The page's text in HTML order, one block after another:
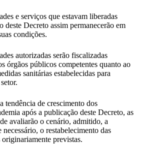
e serviços que estavam liberadas
deste Decreto assim permanecerão em
condições.
autorizadas serão fiscalizadas
órgãos públicos competentes quanto ao
sanitárias estabelecidas para
tendência de crescimento dos
após a publicação deste Decreto, as
avaliarão o cenário, admitido, a
necessário, o restabelecimento das
previstas.